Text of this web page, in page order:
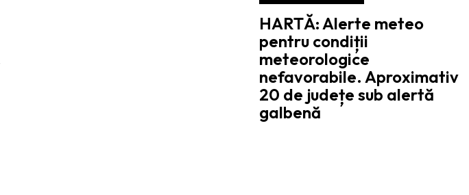
HARTĂ: Alerte meteo
pentru condiții
meteorologice
nefavorabile. Aproximativ
20 de județe sub alertă
galbenă